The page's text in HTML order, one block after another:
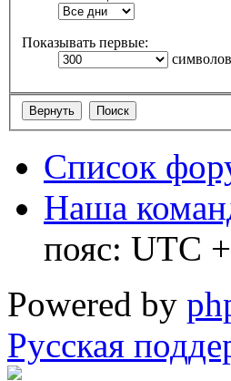
Показывать первые:
Список
Наша
пояс: UTC
Powered by
Русская